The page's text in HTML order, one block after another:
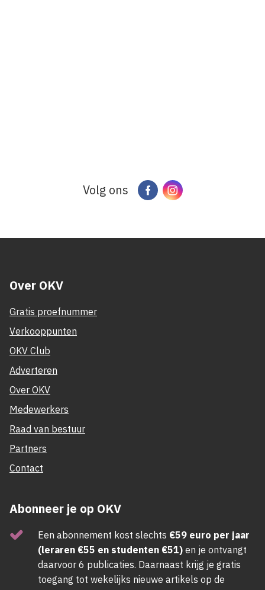
Volg ons FacebookInstagram
Over OKV
Gratis proefnummer
Verkooppunten
OKV Club
Adverteren
Over OKV
Medewerkers
Raad van bestuur
Partners
Contact
Abonneer je op OKV
Een abonnement kost slechts €59 euro per jaar
(leraren €55 en studenten €51) en je ontvangt
daarvoor 6 publicaties. Daarnaast krijg je gratis
toegang tot wekelijks nieuwe artikels op de